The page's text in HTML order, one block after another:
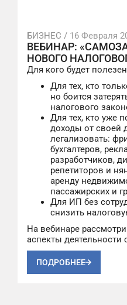
БИЗНЕС / 16 Февраля
ВЕБИНАР:
НОВОГО
Для кого будет
Для тех, кто
но боится
налогового
Для тех, кто уже
доходы от своей
легализовать:
бухгалтеров,
разработчиков,
репетиторов и
аренду
пассажирских и
Для ИП без
снизить
На вебинаре
аспекты деятельности
ПОДРОБНЕЕ